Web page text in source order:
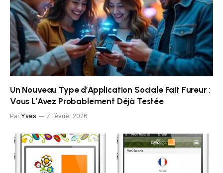
Un Nouveau Type d’Application Sociale Fait Fureur :
Vous L’Avez Probablement Déjà Testée
Par Yves 7 février 2026